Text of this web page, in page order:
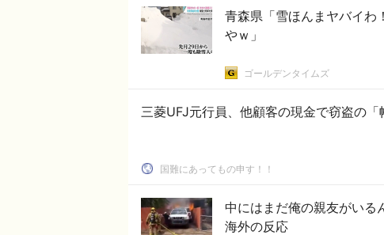
青森県「雪ほんまヤバイわ
やｗ」
ゴールデンタイムズ
国難にあってもの申す！！
中にはまだ俺の親友がいる
海外の反応